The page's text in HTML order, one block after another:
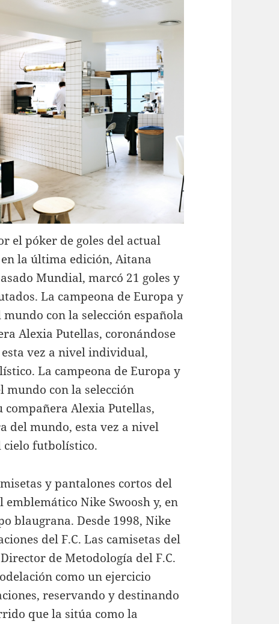
el póker de goles del actual
la última edición, Aitana
Mundial, marcó 21 goles y
La campeona de Europa y
con la selección española
Alexia Putellas, coronándose
vez a nivel individual,
La campeona de Europa y
mundo con la selección
compañera Alexia Putellas,
del mundo, esta vez a nivel
cielo futbolístico.
y pantalones cortos del
Nike Swoosh y, en
blaugrana. Desde 1998, Nike
del F.C. Las camisetas del
de Metodología del F.C.
como un ejercicio
reservando y destinando
que la sitúa como la